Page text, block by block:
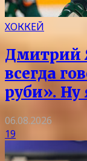
ХОККЕЙ
Дмитрий
всегда
руби». Ну
06.08.2026
19